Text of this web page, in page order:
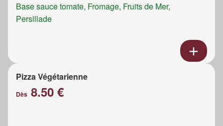
Base sauce tomate, Fromage, Fruits de Mer,
Persillade
Pizza Végétarienne
Dès 8.50 €